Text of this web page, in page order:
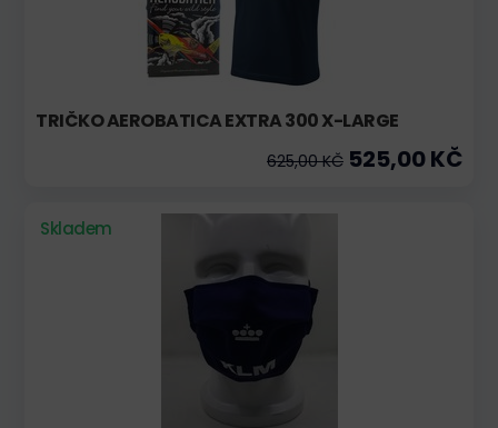
TRIČKO AEROBATICA EXTRA 300 X-LARGE
625,00 KČ 525,00 KČ
Skladem